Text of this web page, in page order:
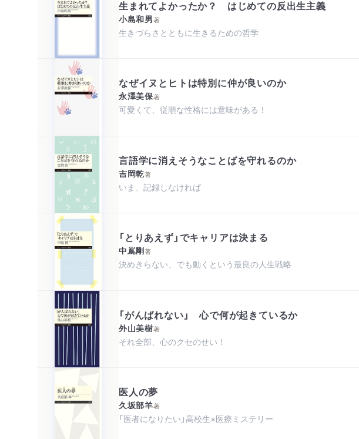
生まれてよかったか？ はじめての反出生主義
小島和男著
生きづらさとともに生きるための哲学
なぜイヌとヒトは特別に仲が良いのか
永澤美保著
可愛くて、従順な性格には意味がある！
言語学に消えそうなことばを守れるのか
吉岡乾著
いま、記録しなければ
「とりあえず」でキャリアは決まる
中嶌剛著
決めきらない、でも動くという最良の人生戦略
「がんばれない」 心で何が起きているか
外山美樹著
それ全部、心のクセのせい！
医人の夢
久坂部羊著
「医者になりたい」高校生×医療ミステリー